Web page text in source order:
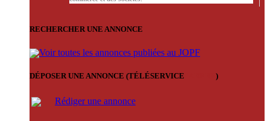
RECHERCHER UNE ANNONCE
Voir toutes les annonces publiées au JOPF
DÉPOSER UNE ANNONCE (TÉLÉSERVICE )
Rédiger une annonce